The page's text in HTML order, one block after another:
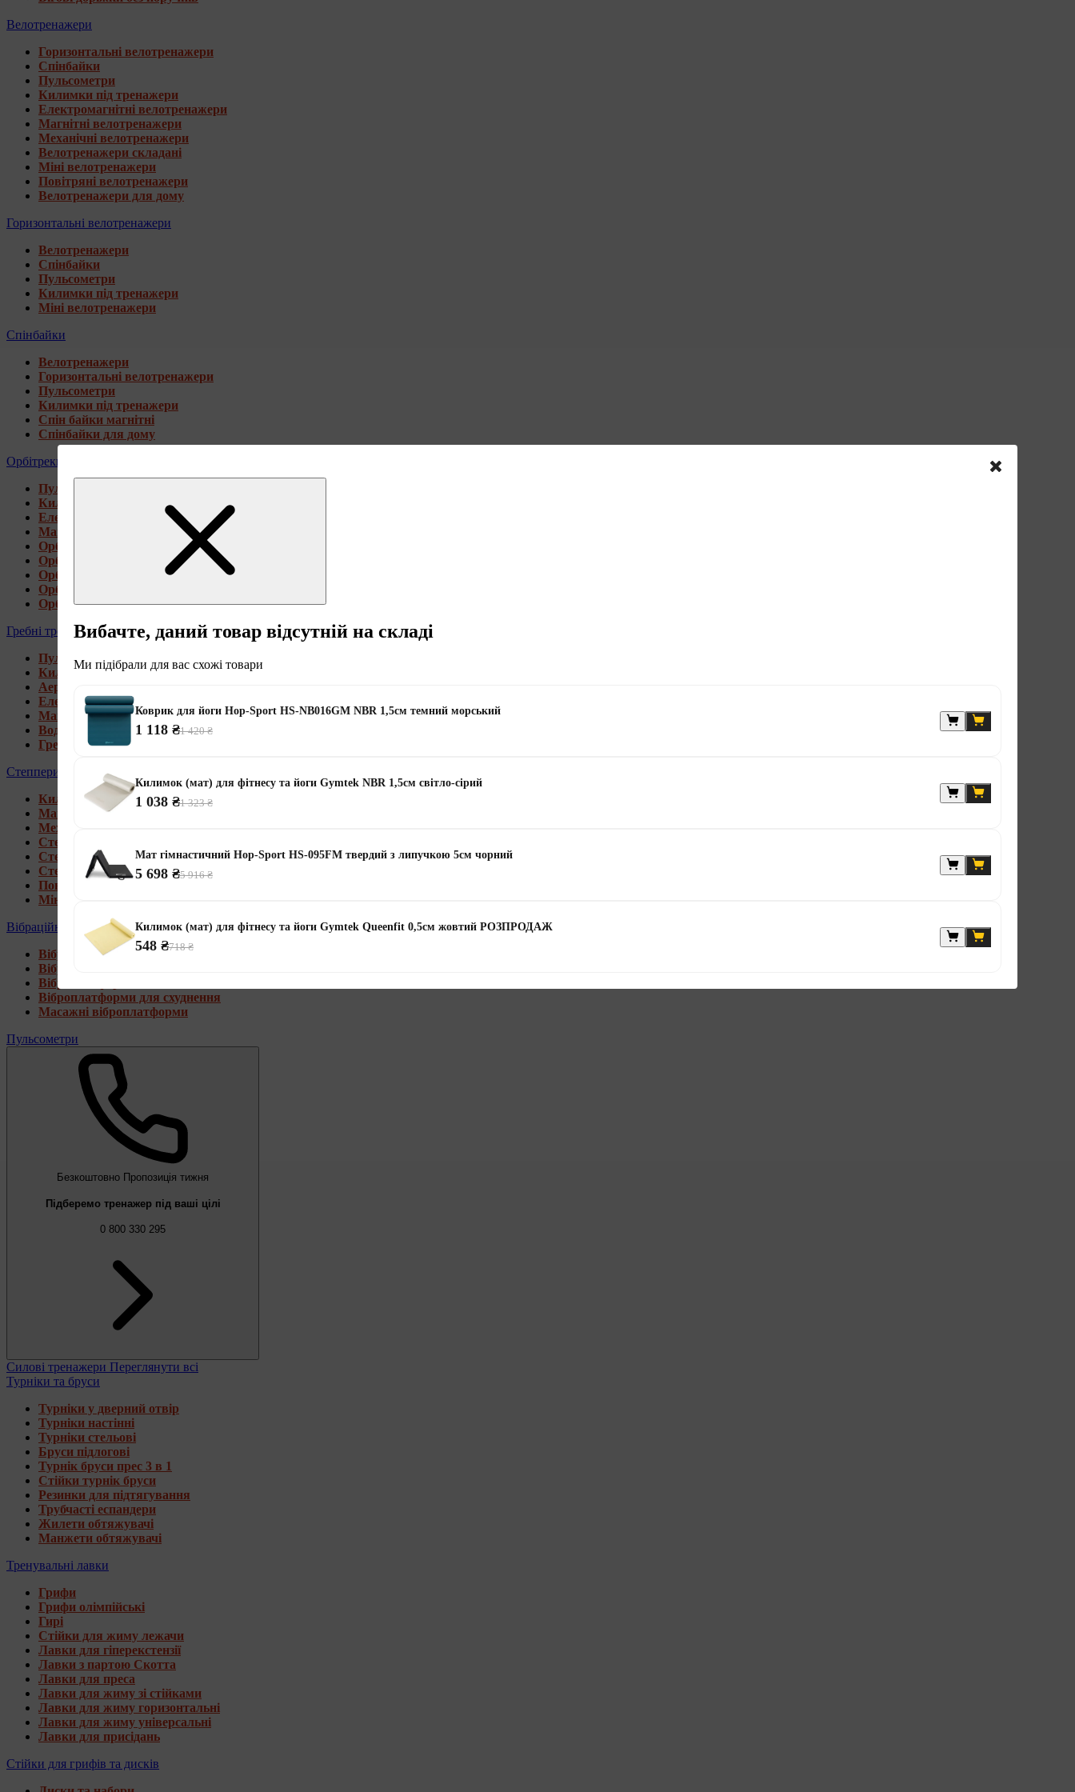
Велотренажери
Горизонтальні велотренажери
Спінбайки
Пульсометри
Килимки під тренажери
Електромагнітні велотренажери
Магнітні велотренажери
Механічні велотренажери
Велотренажери складані
Міні велотренажери
Повітряні велотренажери
Велотренажери для дому
Горизонтальні велотренажери
Велотренажери
Спінбайки
Пульсометри
Килимки під тренажери
Міні велотренажери
Спінбайки
Велотренажери
Горизонтальні велотренажери
Пульсометри
Килимки під тренажери
Спін байки магнітні
Спінбайки для дому
Орбітреки
Пульсометри
Килимки під тренажери
Електромагнітні орбітреки
Магнітні орбітреки
Орбітреки передньоприводні
Орбітреки задньоприводні
Орбітреки для високих користувачів
Орбітреки генераторні
Орбітреки для дому
Гребні тренажери
Пульсометри
Килимки під тренажери
Аеромагнітні гребні тренажери
Електромагнітні гребні тренажери
Магнітні гребні тренажери
Водні гребні тренажери
Гребні тренажери для дому
Степпери
Килимки під тренажери
Магнітні степпери
Механічні степпери
Степпери зі стійкою
Степпери з еспандерами
Степпери з рукоятками
Поворотні степпери
Міні степпери
Вібраційні платформи
Віброплатформи для дому
Віброплатформи 4D
Віброплатформи 3D
Віброплатформи для схуднення
Масажні віброплатформи
Пульсометри
Безкоштовно Пропозиція тижня
Підберемо тренажер під ваші цілі
0 800 330 295
Силові тренажери Переглянути всі
Турніки та бруси
Турніки у дверний отвір
Турніки настінні
Турніки стельові
Бруси підлогові
Турнік бруси прес 3 в 1
Стійки турнік бруси
Резинки для підтягування
Трубчасті еспандери
Жилети обтяжувачі
Манжети обтяжувачі
Тренувальні лавки
Грифи
Грифи олімпійські
Гирі
Стійки для жиму лежачи
Лавки для гіперекстензії
Лавки з партою Скотта
Лавки для преса
Лавки для жиму зі стійками
Лавки для жиму горизонтальні
Лавки для жиму універсальні
Лавки для присідань
Стійки для грифів та дисків
Вибачте, даний товар відсутній на складі
Ми підібрали для вас схожі товари
Коврик для йоги Hop-Sport HS-NB016GM NBR 1,5см темний морський
1 118 ₴1 420 ₴
Килимок (мат) для фітнесу та йоги Gymtek NBR 1,5см світло-сірий
1 038 ₴1 323 ₴
Мат гімнастичний Hop-Sport HS-095FM твердий з липучкою 5см чорний
5 698 ₴5 916 ₴
Килимок (мат) для фітнесу та йоги Gymtek Queenfit 0,5см жовтий РОЗПРОДАЖ
548 ₴718 ₴